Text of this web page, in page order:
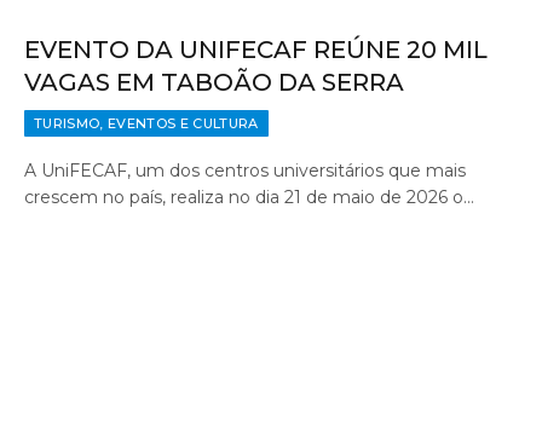
EVENTO DA UNIFECAF REÚNE 20 MIL
VAGAS EM TABOÃO DA SERRA
TURISMO, EVENTOS E CULTURA
A UniFECAF, um dos centros universitários que mais
crescem no país, realiza no dia 21 de maio de 2026 o…